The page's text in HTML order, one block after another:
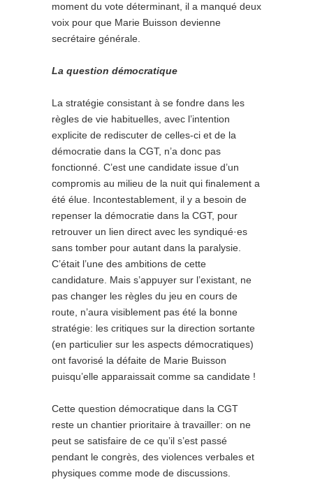
moment du vote déterminant, il a manqué deux
voix pour que Marie Buisson devienne
secrétaire générale.
La question démocratique
La stratégie consistant à se fondre dans les
règles de vie habituelles, avec l’intention
explicite de rediscuter de celles-ci et de la
démocratie dans la CGT, n’a donc pas
fonctionné. C’est une candidate issue d’un
compromis au milieu de la nuit qui finale­ment a
été élue. Incontestablement, il y a besoin de
repenser la démocratie dans la CGT, pour
retrouver un lien direct avec les syndiqué·es
sans tomber pour autant dans la paralysie.
C’était l’une des ambitions de cette
candidature. Mais s’appuyer sur l’existant, ne
pas changer les règles du jeu en cours de
route, n’aura visiblement pas été la bonne
stratégie: les critiques sur la direction sortante
(en particulier sur les aspects démocratiques)
ont favorisé la défaite de Marie Buisson
puisqu’elle apparaissait comme sa candidate !
Cette question démocratique dans la CGT
reste un chantier prioritaire à travailler: on ne
peut se satisfaire de ce qu’il s’est passé
pendant le congrès, des violences verbales et
physiques comme mode de discussions.